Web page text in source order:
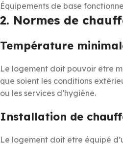
Équipements de base
2. Normes de
Température
Le logement doit pouvoir être
que soient les conditions
ou les services d’hygiène.
Installation de
Le logement doit être équipé